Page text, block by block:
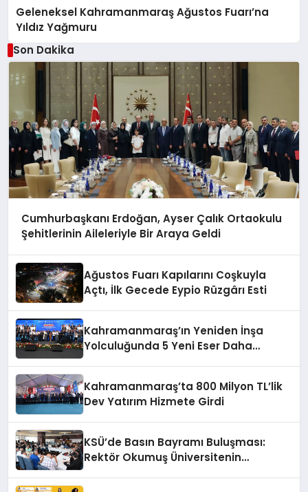
Geleneksel Kahramanmaraş Ağustos Fuarı’na
Yıldız Yağmuru
Son Dakika
Cumhurbaşkanı Erdoğan, Ayser Çalık Ortaokulu
Şehitlerinin Aileleriyle Bir Araya Geldi
Ağustos Fuarı Kapılarını Coşkuyla
Açtı, İlk Gecede Eypio Rüzgârı Esti
Kahramanmaraş’ın Yeniden İnşa
Yolculuğunda 5 Yeni Eser Daha
Kahramanmaraş’ta 800 Milyon TL’lik
Dev Yatırım Hizmete Girdi
KSÜ’de Basın Bayramı Buluşması:
Rektör Okumuş Üniversitenin